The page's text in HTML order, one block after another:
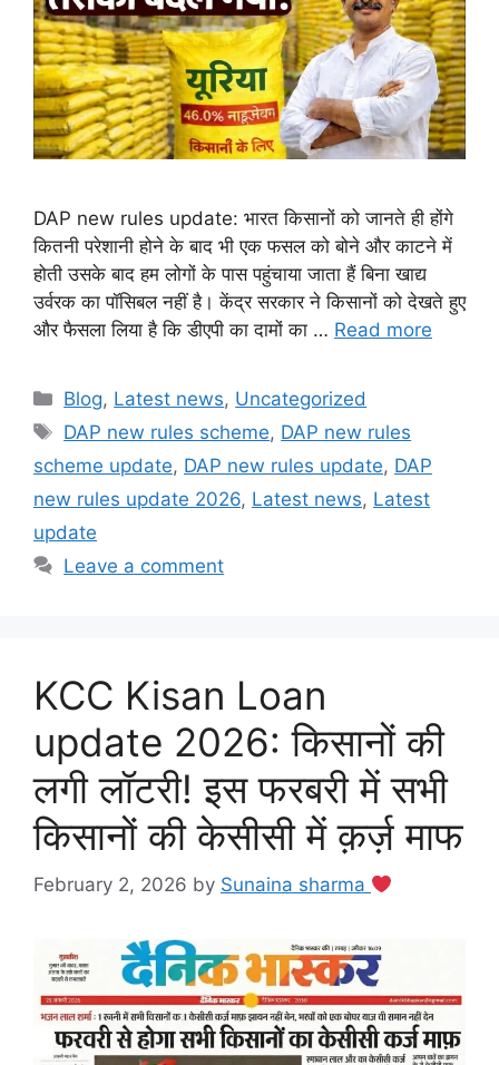
DAP new rules update: भारत किसानों को जानते ही होंगे
कितनी परेशानी होने के बाद भी एक फसल को बोने और काटने में
होती उसके बाद हम लोगों के पास पहुंचाया जाता हैं बिना खाद्य
उर्वरक का पॉसिबल नहीं है। केंद्र सरकार ने किसानों को देखते हुए
और फैसला लिया है कि डीएपी का दामों का … Read more
Categories
Blog, Latest news, Uncategorized
Tags
DAP new rules scheme, DAP new rules
scheme update, DAP new rules update, DAP
new rules update 2026, Latest news, Latest
update
Leave a comment
KCC Kisan Loan
update 2026: किसानों की
लगी लॉटरी! इस फरबरी में सभी
किसानों की केसीसी में क़र्ज़ माफ
February 2, 2026 by Sunaina sharma